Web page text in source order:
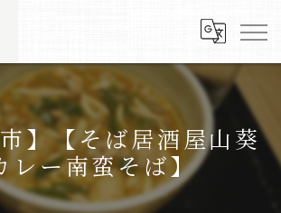
市】【そば居酒屋山葵
レー南蛮そば】